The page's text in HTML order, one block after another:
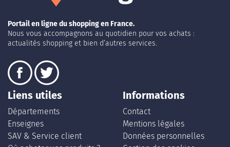
Portail en ligne du shopping en France.
Nous vous accompagnons au quotidien pour vos achats :
actualités shopping et bien d’autres services.
Liens utiles
Départements
Enseignes
SAV & Service client
Informations
Contact
Mentions légales
Données personnelles